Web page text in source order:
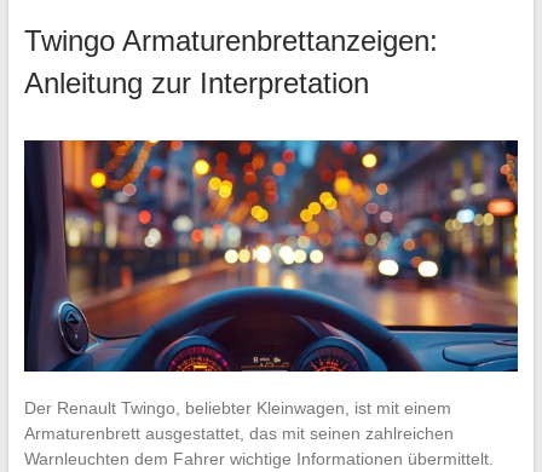
Twingo Armaturenbrettanzeigen:
Anleitung zur Interpretation
Der Renault Twingo, beliebter Kleinwagen, ist mit einem
Armaturenbrett ausgestattet, das mit seinen zahlreichen
Warnleuchten dem Fahrer wichtige Informationen übermittelt.